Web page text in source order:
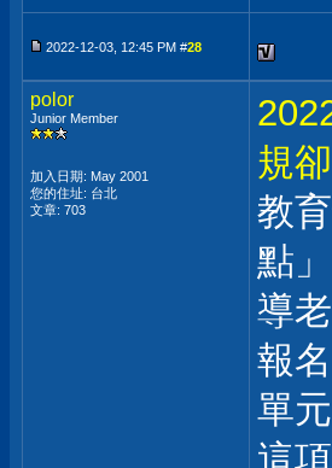
2022-12-03, 12:45 PM #28
polor
Junior Member
加入日期: May 2001
您的住址: 台北
文章: 703
規
教
點
導
報
單
這